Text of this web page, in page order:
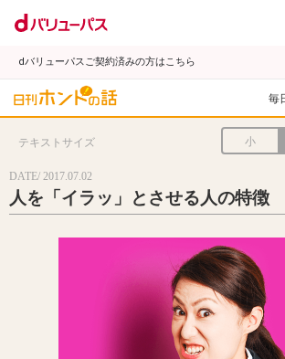
dバリューパスご契約済みの方はこちら
毎
テキストサイズ 小
DATE/ 2017.07.02
人を「イラッ」とさせる人の特徴